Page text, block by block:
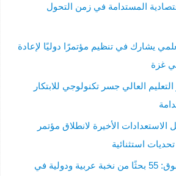
المستدامة في زمن التحول
يشارك في تنظيم مؤتمرًا دوليًا لإعادة
في غزة
العالي جسر تكنولوجي للابتكار
الاستعدادات الأخيرة لانطلاق مؤتمر
استثنائية
زخم علمي غير مسبوق: 55 بحثًا من نخبة عربية ودولية في